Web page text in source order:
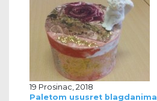
19 Prosinac, 2018
Paletom ususret blagdanima